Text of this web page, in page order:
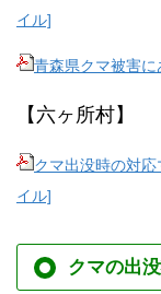
イル]
青森県クマ被害
【六ヶ所村】
クマ出没時の対
イル]
クマの出